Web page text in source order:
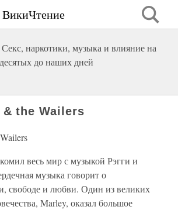
ВикиЧтение
наркотики, музыка и влияние на
до наших дней
the Wailers
весь мир с музыкой Рэгги и
музыка говорит о
свободе и любви. Один из великих
Marley, оказал большое